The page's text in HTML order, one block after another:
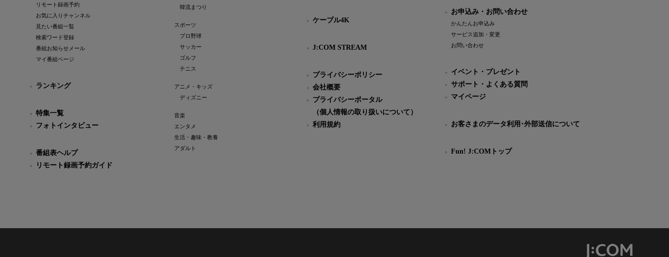
リモート録画予約
お気に入りチャンネル
見たい番組一覧
検索ワード登録
番組お知らせメール
マイ番組ページ
ランキング
特集一覧
フォトインタビュー
番組表ヘルプ
リモート録画予約ガイド
韓流まつり
スポーツ
プロ野球
サッカー
ゴルフ
テニス
アニメ・キッズ
ディズニー
音楽
エンタメ
生活・趣味・教養
アダルト
ケーブル4K
J:COM STREAM
プライバシーポリシー
会社概要
プライバシーポータル
（個人情報の取り扱いについて）
利用規約
お申込み・お問い合わせ
かんたんお申込み
サービス追加・変更
お問い合わせ
イベント・プレゼント
サポート・よくある質問
マイページ
お客さまのデータ利用･外部送信について
Fun! J:COMトップ